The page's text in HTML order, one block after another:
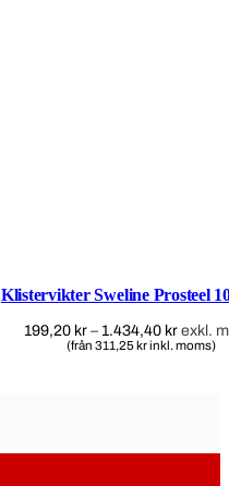
Klistervikter Sweline Prosteel
199,20 kr – 1.434,40 kr
199,20
exkl.
(från 311,25 kr inkl. moms)